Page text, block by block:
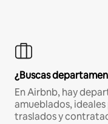
¿Buscas
En Airbnb, hay
amueblados,
traslados y